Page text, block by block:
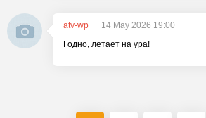
atv-wp
14 May 2026 19:00
Годно, летает на ура!